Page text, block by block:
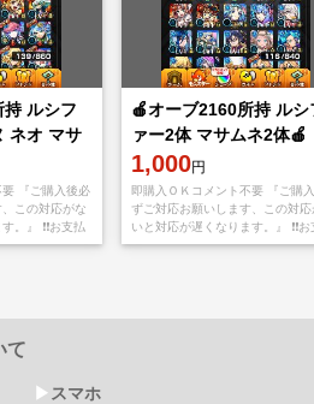
ルシフ
ネオ マサ
『ご購入後必
この対応がな
。』 ❗️❗️お支払
もしくは
🍎オーブ2160所持 ルシ
ァー2体 マサムネ2体🍎
1,000円
即購入ＯＫコメント不要 『ご購
ずご対応お願いします、この対応
いと対応が遅くなります。』 ❗️❗️お
い後、アプリをappStoreもしくは
て
▶︎ スマホ